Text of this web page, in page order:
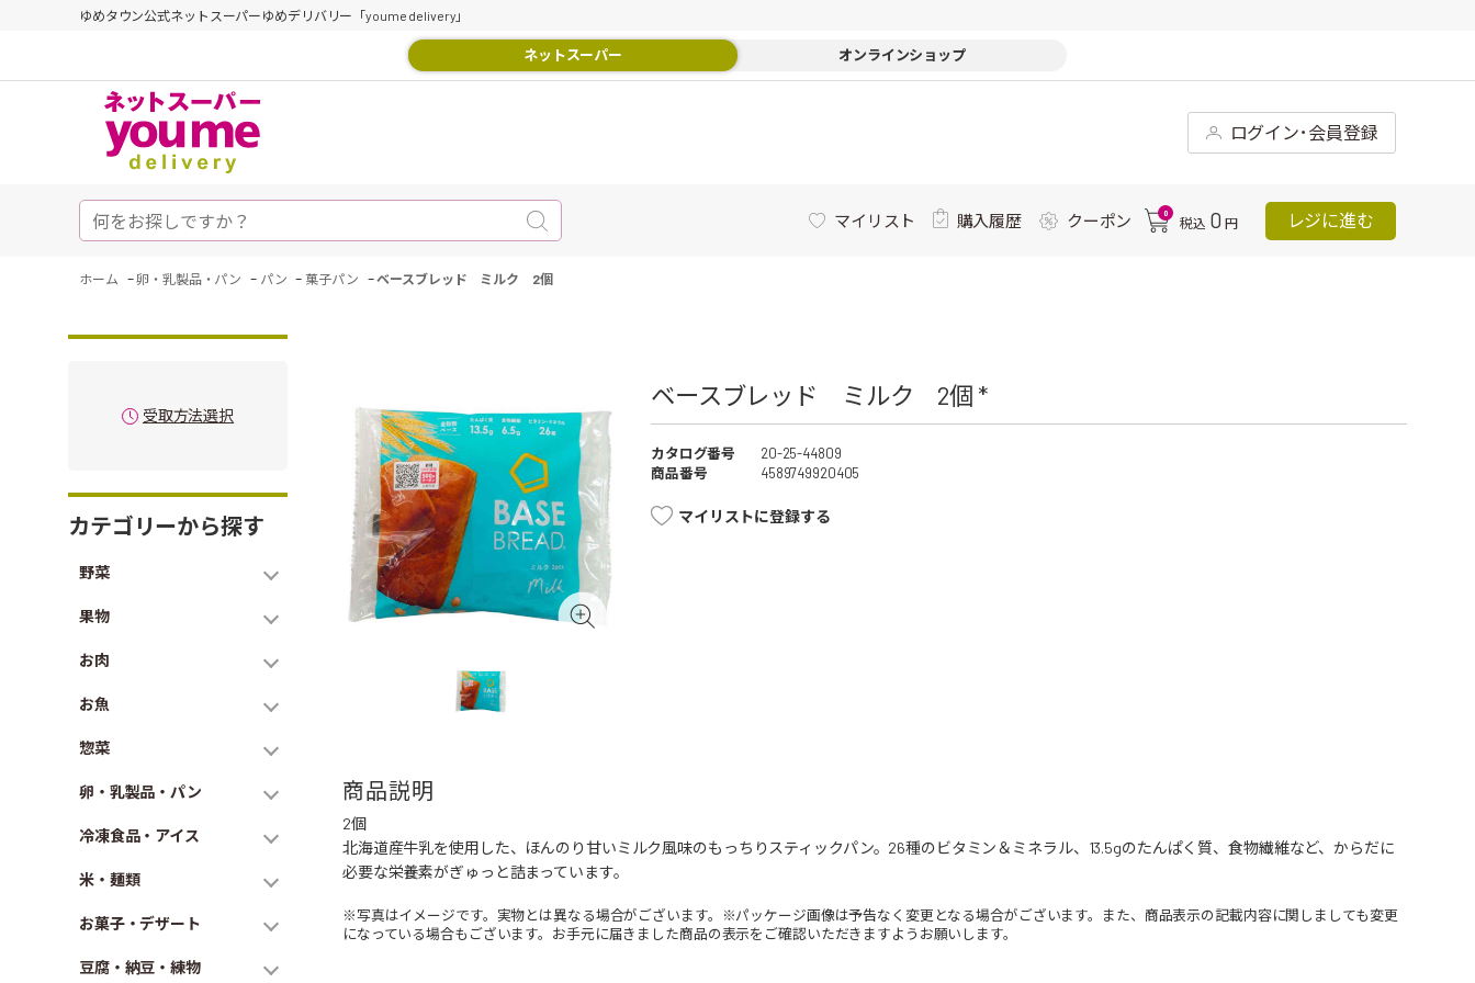
ゆめタウン公式ネットスーパーゆめデリバリー「youme delivery」
ネットスーパー オンラインショップ
ログイン･会員登録
マイリスト 購入履歴 クーポン 0
税込 0 円 レジに進む
ホーム -卵・乳製品・パン - パン -菓子パン -ベースブレッド ミルク 2個
受取方法選択
カテゴリーから探す
野菜
果物
お肉
お魚
惣菜
卵・乳製品・パン
冷凍食品・アイス
米・麺類
お菓子・デザート
豆腐・納豆・練物
ベースブレッド ミルク 2個 *
カタログ番号
20-25-44809
商品番号
4589749920405
マイリストに登録する
商品説明
2個
北海道産牛乳を使用した、ほんのり甘いミルク風味のもっちりスティックパン。26種のビタミン＆ミネラル、13.5gのたんぱく質、食物繊維など、からだに
必要な栄養素がぎゅっと詰まっています。
※写真はイメージです。実物とは異なる場合がございます。※パッケージ画像は予告なく変更となる場合がございます。また、商品表示の記載内容に関しましても変更
になっている場合もございます。お手元に届きました商品の表示をご確認いただきますようお願いします。